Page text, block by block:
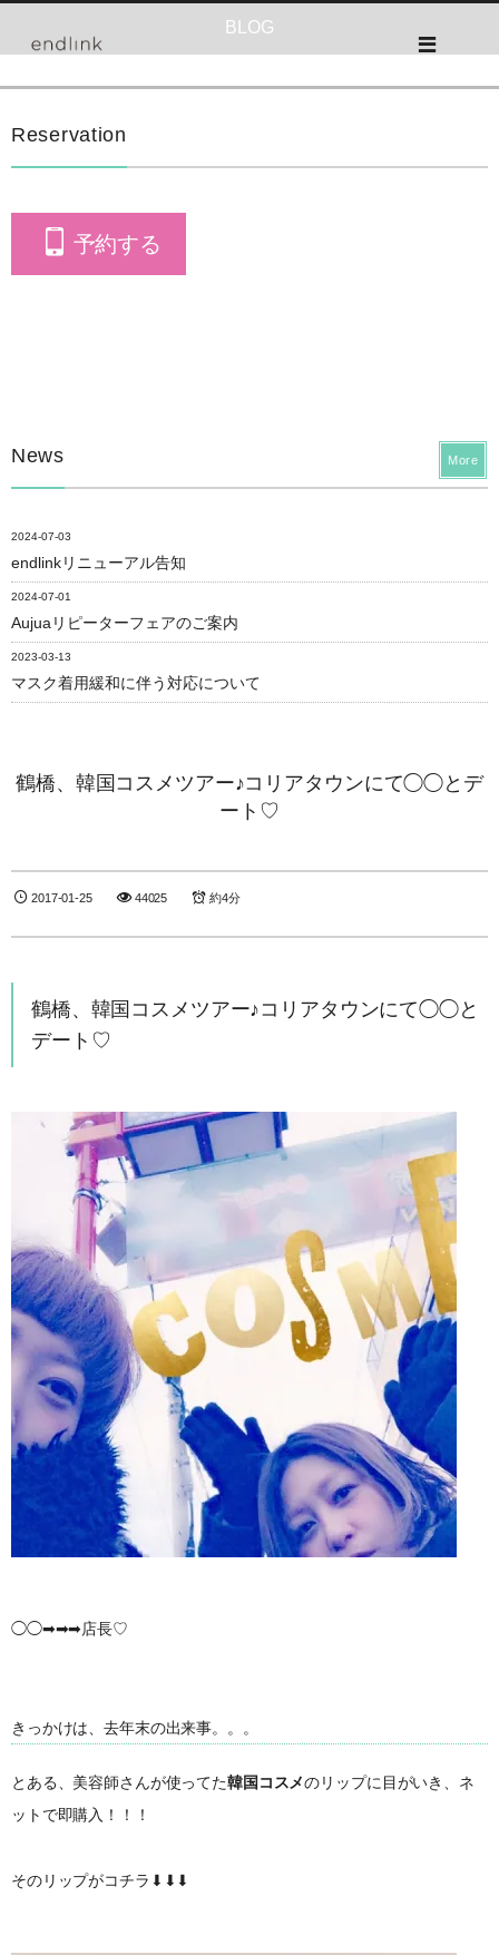
BLOG
Reservation
予約する
News
2024-07-03
endlinkリニューアル告知
2024-07-01
Aujuaリピーターフェアのご案内
2023-03-13
マスク着用緩和に伴う対応について
More
鶴橋、韓国コスメツアー♪コリアタウンにて◯◯とデ
ート♡
2017-01-25 44025 約4分
鶴橋、韓国コスメツアー♪コリアタウンにて◯◯と
デート♡
◯◯➡︎➡︎➡︎店長♡
きっかけは、去年末の出来事。。。
とある、美容師さんが使ってた韓国コスメのリップに目がいき、ネ
ットで即購入！！！
そのリップがコチラ⬇︎⬇︎⬇︎